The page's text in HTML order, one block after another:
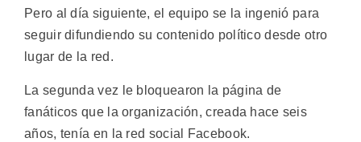
Pero al día siguiente, el equipo se la ingenió para
seguir difundiendo su contenido político desde otro
lugar de la red.
La segunda vez le bloquearon la página de
fanáticos que la organización, creada hace seis
años, tenía en la red social Facebook.